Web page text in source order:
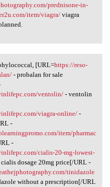
prednisone-in-
item/viagra/viagra
[URL=https://reso-
- probalan for sale
ventolin/- ventolin
viagra-online/-
-
item/pharmac
-
cialis-20-mg-lowest-
dosage 20mg price[/URL -
tinidazole
without a prescription[/URL